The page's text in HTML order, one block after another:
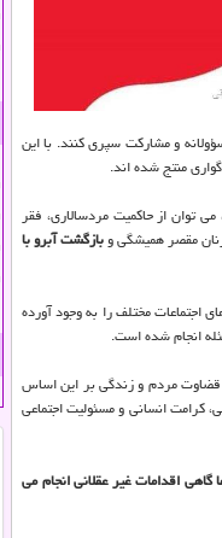
و مشارکت سپری کنند. با این
منتج شده اند.
توان از حاکمیت مردسالاری، فقر
مقصر همیشگی وبازگشت آبرو با
اجتماعات مختلف را به وجود آورده
انجام شده است.
قضاوت مردم و زندگی بر این اساس
انسانی و مسئولیت اجتماعی
اقدامات غیر عقلانی انجام می